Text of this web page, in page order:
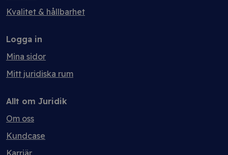
Kvalitet & hållbarhet
Logga in
Mina sidor
Mitt juridiska rum
Allt om Juridik
Om oss
Kundcase
Karriär